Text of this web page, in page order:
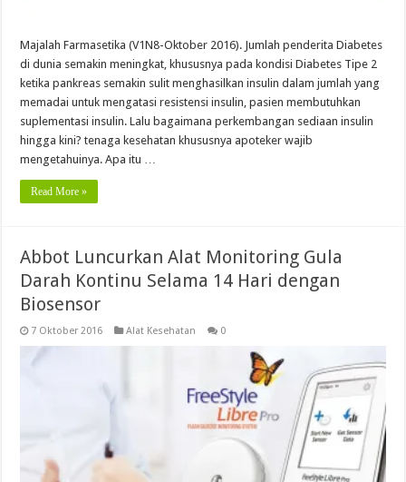
Majalah Farmasetika (V1N8-Oktober 2016). Jumlah penderita Diabetes
di dunia semakin meningkat, khususnya pada kondisi Diabetes Tipe 2
ketika pankreas semakin sulit menghasilkan insulin dalam jumlah yang
memadai untuk mengatasi resistensi insulin, pasien membutuhkan
suplementasi insulin. Lalu bagaimana perkembangan sediaan insulin
hingga kini? tenaga kesehatan khususnya apoteker wajib
mengetahuinya. Apa itu …
Read More »
Abbot Luncurkan Alat Monitoring Gula
Darah Kontinu Selama 14 Hari dengan
Biosensor
7 Oktober 2016 Alat Kesehatan 0